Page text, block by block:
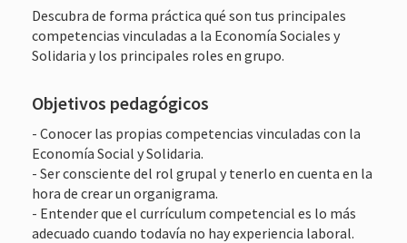
Descubra de forma práctica qué son tus principales
competencias vinculadas a la Economía Sociales y
Solidaria y los principales roles en grupo.
Objetivos pedagógicos
- Conocer las propias competencias vinculadas con la
Economía Social y Solidaria.
- Ser consciente del rol grupal y tenerlo en cuenta en la
hora de crear un organigrama.
- Entender que el currículum competencial es lo más
adecuado cuando todavía no hay experiencia laboral.